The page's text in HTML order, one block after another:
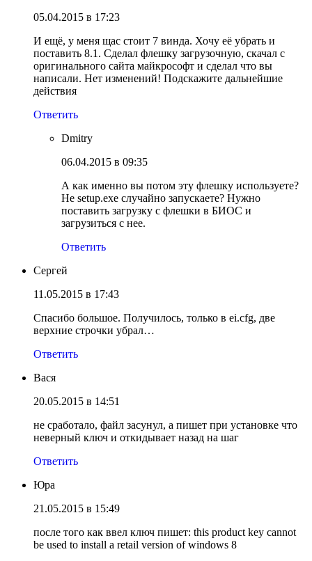
05.04.2015 в 17:23
И ещё, у меня щас стоит 7 винда. Хочу её убрать и
поставить 8.1. Сделал флешку загрузочную, скачал с
оригинального сайта майкрософт и сделал что вы
написали. Нет изменений! Подскажите дальнейшие
действия
Ответить
Dmitry
06.04.2015 в 09:35
А как именно вы потом эту флешку используете?
Не setup.exe случайно запускаете? Нужно
поставить загрузку с флешки в БИОС и
загрузиться с нее.
Ответить
Сергей
11.05.2015 в 17:43
Спасибо большое. Получилось, только в ei.cfg, две
верхние строчки убрал…
Ответить
Вася
20.05.2015 в 14:51
не сработало, файл засунул, а пишет при установке что
неверный ключ и откидывает назад на шаг
Ответить
Юра
21.05.2015 в 15:49
после того как ввел ключ пишет: this product key cannot
be used to install a retail version of windows 8